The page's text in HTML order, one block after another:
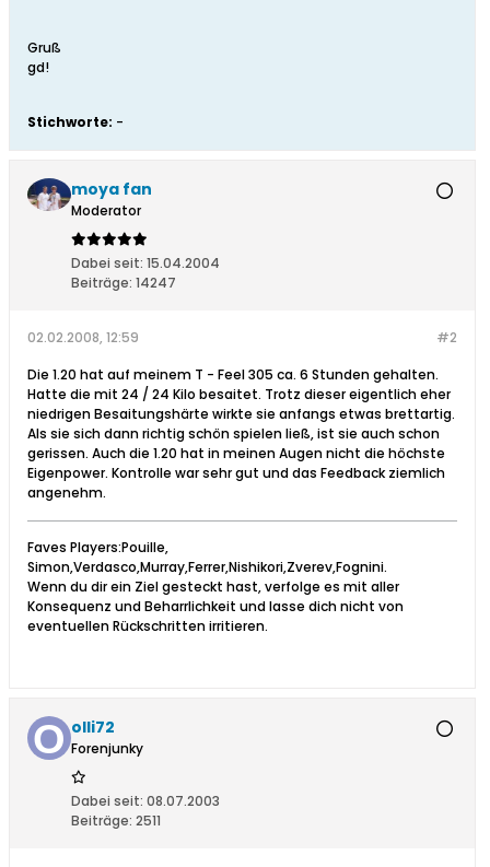
Gruß
gd!
Stichworte: -
moya fan
Moderator
Dabei seit: 15.04.2004
Beiträge: 14247
#2
02.02.2008, 12:59
Die 1.20 hat auf meinem T - Feel 305 ca. 6 Stunden gehalten.
Hatte die mit 24 / 24 Kilo besaitet. Trotz dieser eigentlich eher
niedrigen Besaitungshärte wirkte sie anfangs etwas brettartig.
Als sie sich dann richtig schön spielen ließ, ist sie auch schon
gerissen. Auch die 1.20 hat in meinen Augen nicht die höchste
Eigenpower. Kontrolle war sehr gut und das Feedback ziemlich
angenehm.
Faves Players:Pouille,
Simon,Verdasco,Murray,Ferrer,Nishikori,Zverev,Fognini.
Wenn du dir ein Ziel gesteckt hast, verfolge es mit aller
Konsequenz und Beharrlichkeit und lasse dich nicht von
eventuellen Rückschritten irritieren.
olli72
Forenjunky
Dabei seit: 08.07.2003
Beiträge: 2511